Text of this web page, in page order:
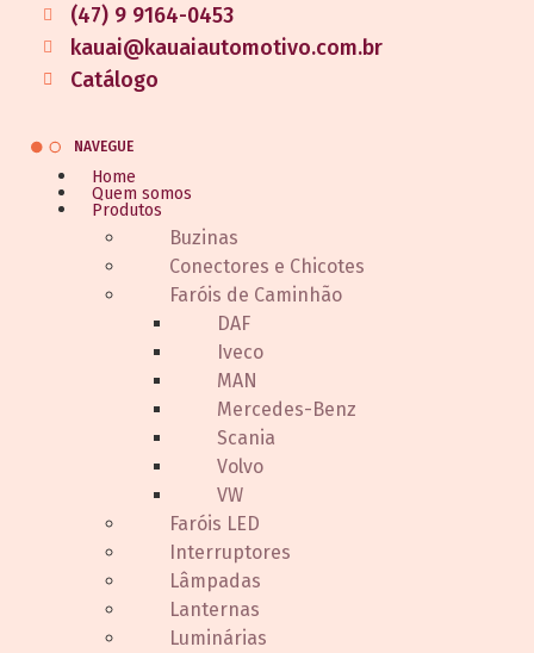
(47) 9 9164-0453
kauai@kauaiautomotivo.com.br
Catálogo
NAVEGUE
Home
Quem somos
Produtos
Buzinas
Conectores e Chicotes
Faróis de Caminhão
DAF
Iveco
MAN
Mercedes-Benz
Scania
Volvo
VW
Faróis LED
Interruptores
Lâmpadas
Lanternas
Luminárias